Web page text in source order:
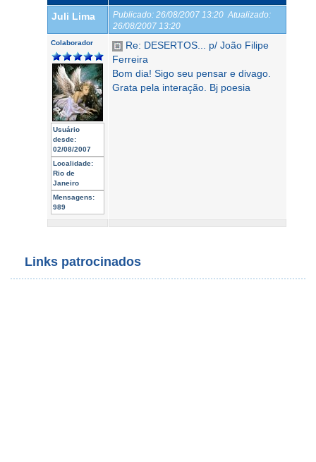
Juli Lima Publicado: 26/08/2007 13:20 Atualizado:
26/08/2007 13:20
Colaborador
Usuário
desde:
02/08/2007
Localidade:
Rio de
Janeiro
Mensagens:
989
Re: DESERTOS... p/ João Filipe
Ferreira
Bom dia! Sigo seu pensar e divago.
Grata pela interação. Bj poesia
Links patrocinados